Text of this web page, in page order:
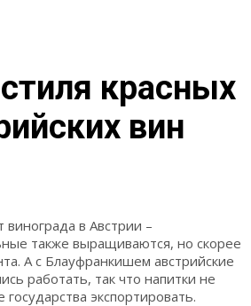
красных
вин
винограда в Австрии –
также выращиваются, но скорее
А с Блауфранкишем австрийские
работать, так что напитки не
экспортировать.